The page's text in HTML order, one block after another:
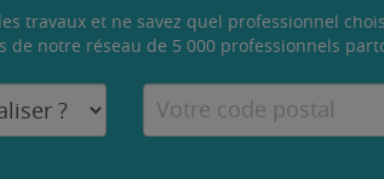
travaux et ne savez quel professionnel
de notre réseau de 5 000 professionnels